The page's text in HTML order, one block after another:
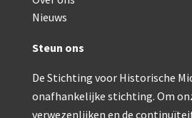
Watson & Sons, No. 1 ‘Van
Nieuws
Steun ons
De Stichting voor Historische
onafhankelijke stichting. Om
verwezenlijken en de